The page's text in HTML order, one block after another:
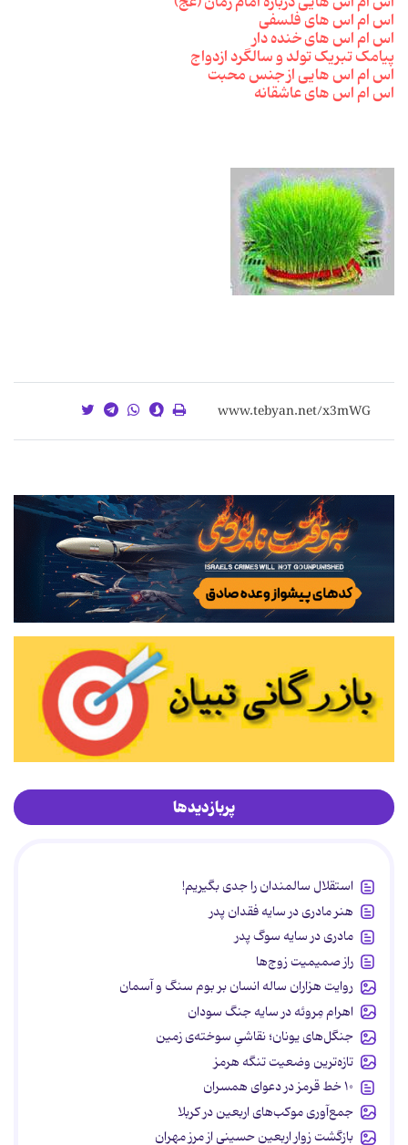
اس ام اس های فلسفی
اس ام اس های خنده دار
پیامک تبریک تولد و سالگرد ازدواج
اس ام اس هایی از جنس محبت
اس ام اس های عاشقانه
پربازدیدها
استقلال سالمندان را جدی بگیریم!
هنر مادری در سایه‌ فقدان پدر
مادری در سایه سوگ پدر
راز صمیمیت زوج‌ها
روایت هزاران ساله انسان بر بوم سنگ و آسمان
اهرام مِروئه در سایه جنگ سودان
جنگل‌های یونان؛ نقاشیِ سوخته‌ی زمین
تازه‌ترین وضعیت تنگه هرمز
۱۰ خط قرمز در دعوای همسران
جمع‌آوری موکب‌های اربعین در کربلا
بازگشت زوار اربعین حسینی از مرز مهران